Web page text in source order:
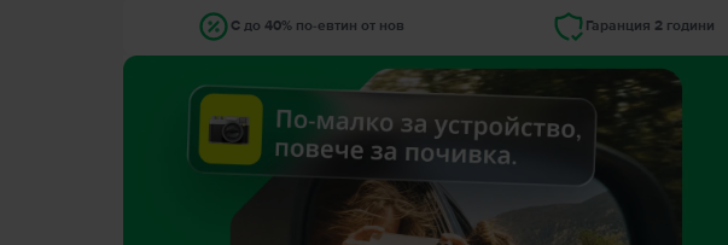
С до 40% по-евтин от нов Гаранция 2 години